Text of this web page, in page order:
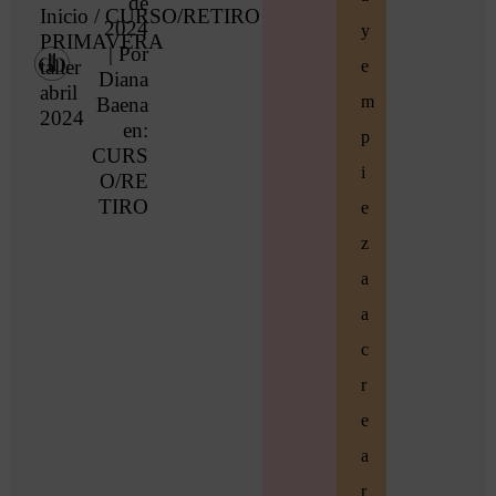
Inicio / CURSO/RETIRO
PRIMAVERA
taller
abril
2024
2024
| Por
Diana
Baena
en:
CURS
O/RE
TIRO
y
e
m
p
i
e
z
a
a
c
r
e
a
r